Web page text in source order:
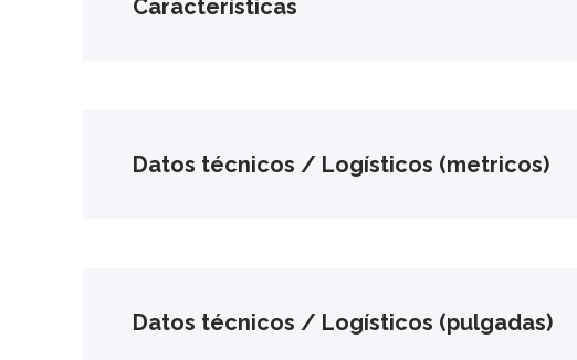
Características
Datos técnicos / Logísticos (metricos)
Datos técnicos / Logísticos (pulgadas)